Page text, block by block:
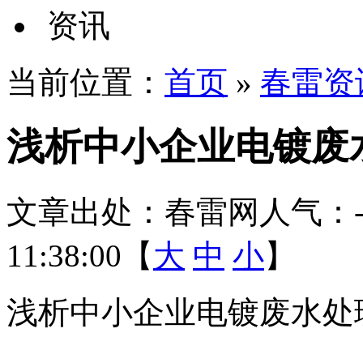
资讯
当前位置： 首页 » 春雷
浅析中小企业电镀
文章出处：春雷网 人气：
11:38:00【 大 中 小】
浅析中小企业电镀废水